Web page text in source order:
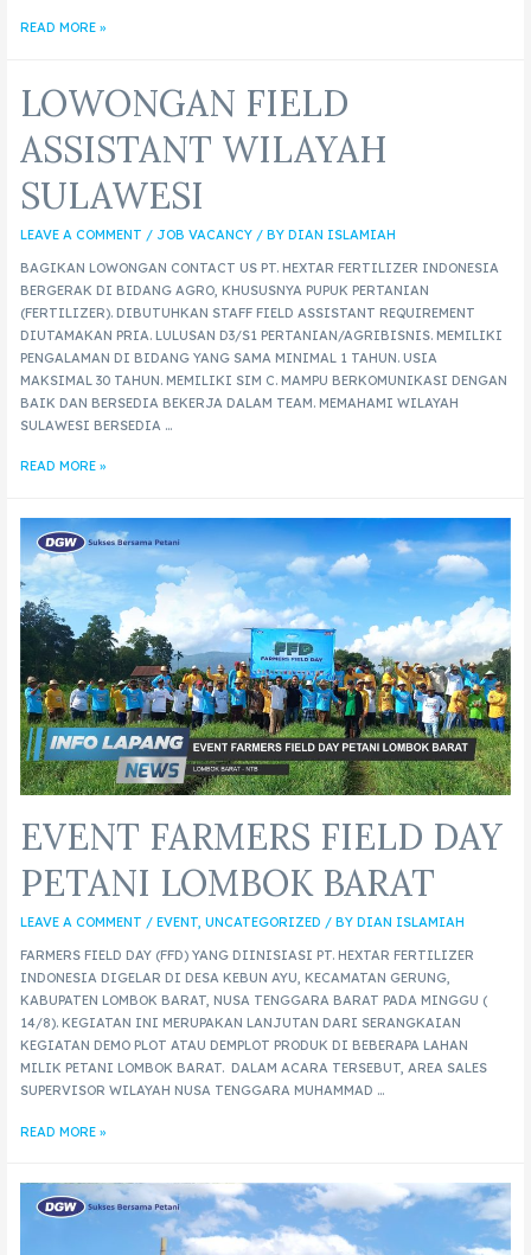
READ MORE »
LOWONGAN FIELD
ASSISTANT WILAYAH
SULAWESI
LEAVE A COMMENT / JOB VACANCY/ BY DIAN ISLAMIAH
BAGIKAN LOWONGAN CONTACT US PT. HEXTAR FERTILIZER INDONESIA
BERGERAK DI BIDANG AGRO, KHUSUSNYA PUPUK PERTANIAN
(FERTILIZER). DIBUTUHKAN STAFF FIELD ASSISTANT REQUIREMENT
DIUTAMAKAN PRIA. LULUSAN D3/S1 PERTANIAN/AGRIBISNIS. MEMILIKI
PENGALAMAN DI BIDANG YANG SAMA MINIMAL 1 TAHUN. USIA
MAKSIMAL 30 TAHUN. MEMILIKI SIM C. MAMPU BERKOMUNIKASI DENGAN
BAIK DAN BERSEDIA BEKERJA DALAM TEAM. MEMAHAMI WILAYAH
SULAWESI BERSEDIA …
READ MORE »
EVENT FARMERS FIELD DAY
PETANI LOMBOK BARAT
LEAVE A COMMENT / EVENT, UNCATEGORIZED / BY DIAN ISLAMIAH
FARMERS FIELD DAY (FFD) YANG DIINISIASI PT. HEXTAR FERTILIZER
INDONESIA DIGELAR DI DESA KEBUN AYU, KECAMATAN GERUNG,
KABUPATEN LOMBOK BARAT, NUSA TENGGARA BARAT PADA MINGGU (
14/8). KEGIATAN INI MERUPAKAN LANJUTAN DARI SERANGKAIAN
KEGIATAN DEMO PLOT ATAU DEMPLOT PRODUK DI BEBERAPA LAHAN
MILIK PETANI LOMBOK BARAT. DALAM ACARA TERSEBUT, AREA SALES
SUPERVISOR WILAYAH NUSA TENGGARA MUHAMMAD …
READ MORE »